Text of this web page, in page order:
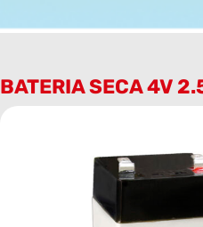
BATERIA SECA 4V